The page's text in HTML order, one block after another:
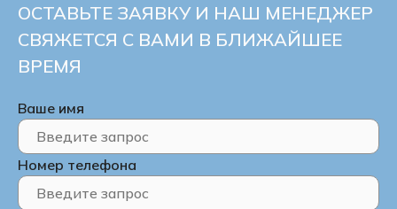
ОСТАВЬТЕ ЗАЯВКУ И НАШ МЕНЕДЖЕР
СВЯЖЕТСЯ С ВАМИ В БЛИЖАЙШЕЕ
ВРЕМЯ
Ваше имя
Номер телефона